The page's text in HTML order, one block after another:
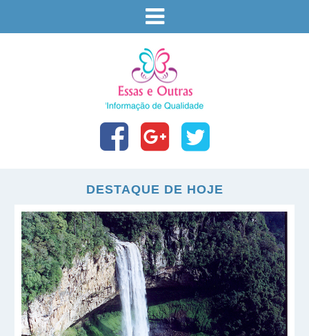
DESTAQUE DE HOJE